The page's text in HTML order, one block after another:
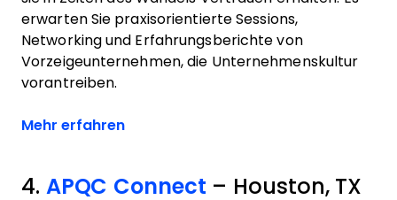
erwarten Sie praxisorientierte Sessions,
Networking und Erfahrungsberichte von
Vorzeigeunternehmen, die Unternehmenskultur
vorantreiben.
Mehr erfahrenOpens new window
4. APQC Connect – Houston, TX